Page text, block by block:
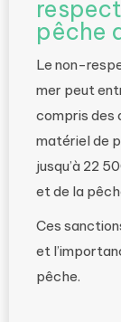
pêche
Le non-
mer peut
compris des
matériel de
jusqu’à 22
et de la
Ces
et
pêche.